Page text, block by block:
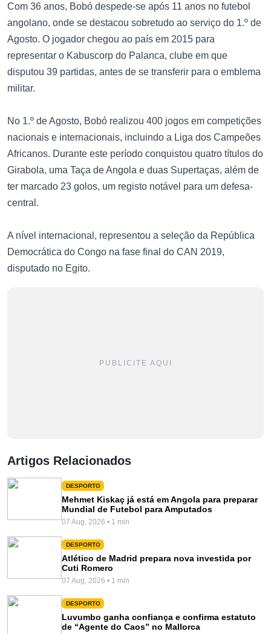
Com 36 anos, Bobó despede-se após 11 anos no futebol
angolano, onde se destacou sobretudo ao serviço do 1.º de
Agosto. O jogador chegou ao país em 2015 para
representar o Kabuscorp do Palanca, clube em que
disputou 39 partidas, antes de se transferir para o emblema
militar.
No 1.º de Agosto, Bobó realizou 400 jogos em competições
nacionais e internacionais, incluindo a Liga dos Campeões
Africanos. Durante este período conquistou quatro títulos do
Girabola, uma Taça de Angola e duas Supertaças, além de
ter marcado 23 golos, um registo notável para um defesa-
central.
A nível internacional, representou a seleção da República
Democrática do Congo na fase final do CAN 2019,
disputado no Egito.
PUBLICITE AQUI
Artigos Relacionados
DESPORTO
Mehmet Kiskaç já está em Angola para preparar
Mundial de Futebol para Amputados
07 Aug, 2026 • 1 min
DESPORTO
Atlético de Madrid prepara nova investida por
Cuti Romero
07 Aug, 2026 • 1 min
DESPORTO
Luvumbo ganha confiança e confirma estatuto
de “Agente do Caos” no Mallorca